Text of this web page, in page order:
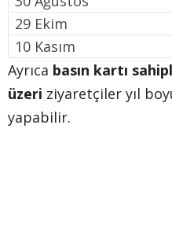
29 Ekim
10 Kasım
Ayrıca basın kartı
üzeri ziyaretçiler yıl
yapabilir.